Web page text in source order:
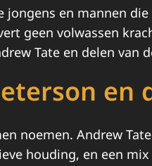
jongens en mannen
geen volwassen
Tate en delen van
en
noemen. Andrew
houding, en een